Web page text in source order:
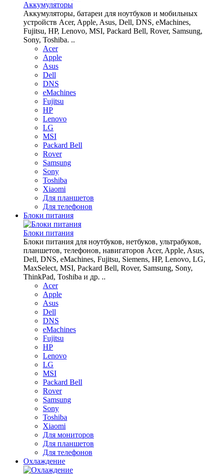
Аккумуляторы
Аккумуляторы, батареи для ноутбуков и мобильных
устройств Acer, Apple, Asus, Dell, DNS, eMachines,
Fujitsu, HP, Lenovo, MSI, Packard Bell, Rover, Samsung,
Sony, Toshiba. ..
Acer
Apple
Asus
Dell
DNS
eMachines
Fujitsu
HP
Lenovo
LG
MSI
Packard Bell
Rover
Samsung
Sony
Toshiba
Xiaomi
Для планшетов
Для телефонов
Блоки питания
Блоки питания
Блоки питания для ноутбуков, нетбуков, ультрабуков,
планшетов, телефонов, навигаторов Acer, Apple, Asus,
Dell, DNS, eMachines, Fujitsu, Siemens, HP, Lenovo, LG,
MaxSelect, MSI, Packard Bell, Rover, Samsung, Sony,
ThinkPad, Toshiba и др. ..
Acer
Apple
Asus
Dell
DNS
eMachines
Fujitsu
HP
Lenovo
LG
MSI
Packard Bell
Rover
Samsung
Sony
Toshiba
Xiaomi
Для мониторов
Для планшетов
Для телефонов
Охлаждение